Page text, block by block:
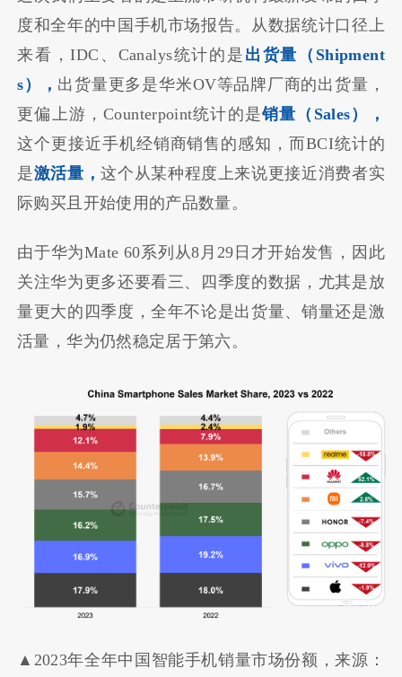
度和全年的中国手机市场报告。从数据统计口径上
来看，IDC、Canalys统计的是 出货量（Shipment
s）， 出货量更多是华米OV等品牌厂商的出货量，
更偏上游，Counterpoint统计的是销量（Sales），
这个更接近手机经销商销售的感知，而BCI统计的
是激活量，这个从某种程度上来说更接近消费者实
际购买且开始使用的产品数量。
由于华为Mate 60系列从8月29日才开始发售，因此
关注华为更多还要看三、四季度的数据，尤其是放
量更大的四季度，全年不论是出货量、销量还是激
活量，华为仍然稳定居于第六。
▲2023年全年中国智能手机销量市场份额，来源：